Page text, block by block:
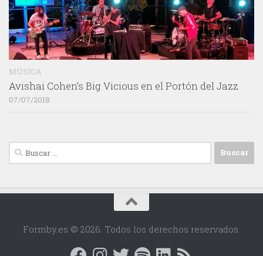
MÚSICA
Avishai Cohen’s Big Vicious en el Portón del Jazz
07/07/2018
Buscar:
Formby.es © 2026. Todos los derechos reservados.